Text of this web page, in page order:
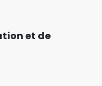
et de